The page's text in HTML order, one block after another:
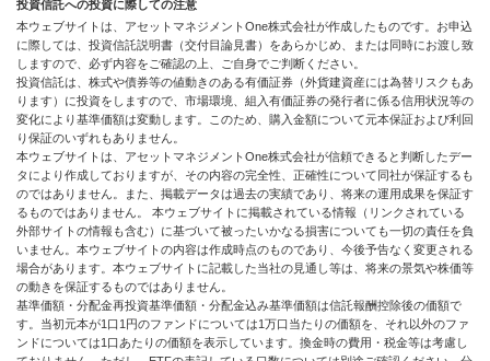
投資信託への投資に際しての注意
本ウェブサイトは、アセットマネジメントOne株式会社が作成したものです。お申込
に際しては、投資信託説明書（交付目論見書）をあらかじめ、または同時にお渡し致
しますので、必ず内容をご確認の上、ご自身でご判断ください。
投資信託は、株式や債券等の値動きのある有価証券（外貨建資産には為替リスクもあ
ります）に投資をしますので、市場環境、組入有価証券の発行者に係る信用状況等の
変化により基準価額は変動します。このため、購入金額について元本保証および利回
り保証のいずれもありません。
本ウェブサイトは、アセットマネジメントOne株式会社が信頼できると判断したデー
タにより作成しておりますが、その内容の完全性、正確性について同社が保証するも
のではありません。また、掲載データは過去の実績であり、将来の運用成果を保証す
るものではありません。 本ウェブサイトに掲載されている情報（リンクされている
外部サイトの情報も含む）に基づいて被ったいかなる損害についても一切の責任を負
いません。本ウェブサイトの内容は作成時点のものであり、今後予告なく変更される
場合があります。本ウェブサイトに記載した当社の見通し等は、将来の景気や株価等
の動きを保証するものではありません。
基準価額・分配金再投資基準価額・分配金込み基準価額は信託報酬控除後の価額で
す。当初元本が1口1円のファンドについては1万口当たりの価額を、それ以外のファ
ンドについては1口あたりの価額を表示しています。換金時の費用・税金等は考慮し